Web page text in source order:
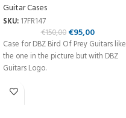
Guitar Cases
SKU: 17FR147
€150,00 €95,00
Case for DBZ Bird Of Prey Guitars like
the one in the picture but with DBZ
Guitars Logo.